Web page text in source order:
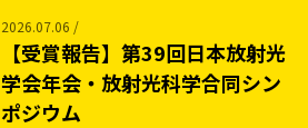
2026.07.06 /
【受賞報告】第39回日本放射光
学会年会・放射光科学合同シン
ポジウム